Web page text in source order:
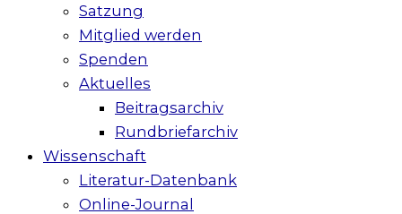
Satzung
Mitglied werden
Spenden
Aktuelles
Beitragsarchiv
Rundbriefarchiv
Wissenschaft
Literatur-Datenbank
Online-Journal